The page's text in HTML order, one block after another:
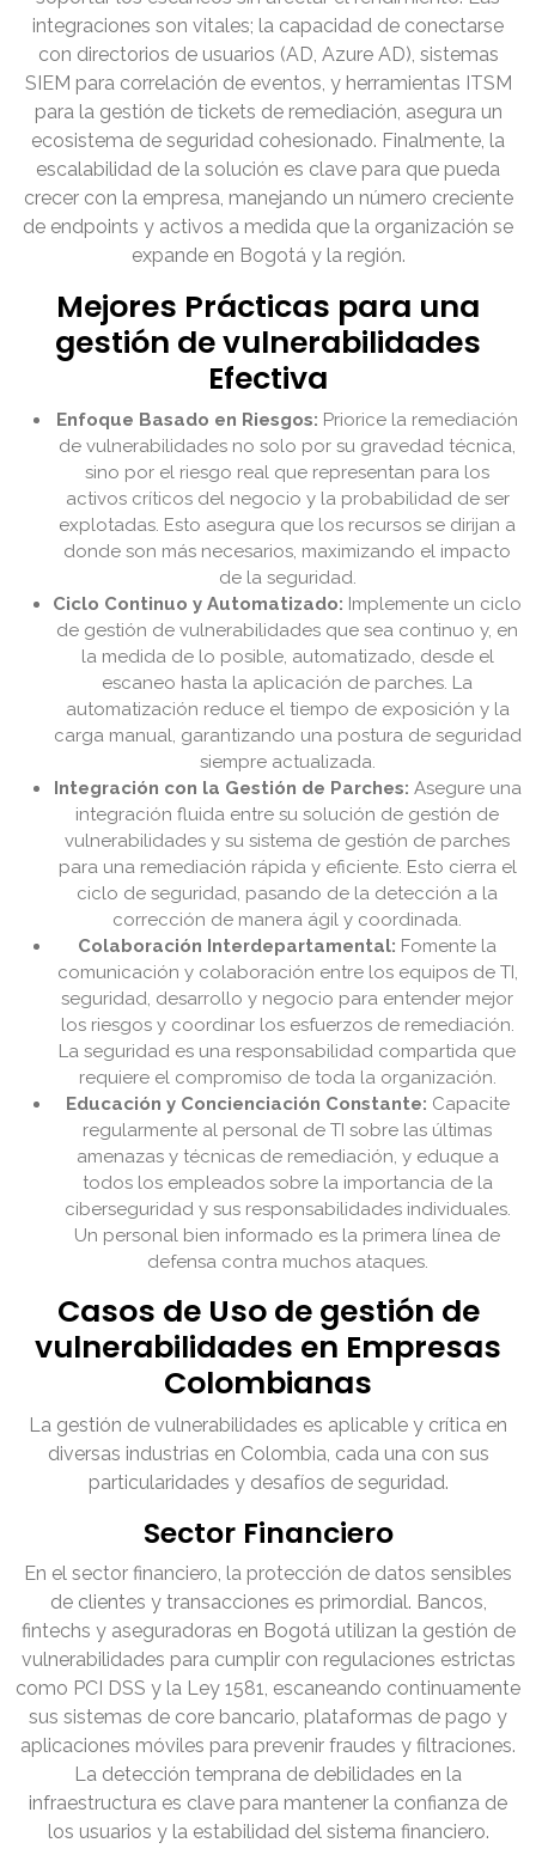
integraciones son vitales; la capacidad de conectarse
con directorios de usuarios (AD, Azure AD), sistemas
SIEM para correlación de eventos, y herramientas ITSM
para la gestión de tickets de remediación, asegura un
ecosistema de seguridad cohesionado. Finalmente, la
escalabilidad de la solución es clave para que pueda
crecer con la empresa, manejando un número creciente
de endpoints y activos a medida que la organización se
expande en Bogotá y la región.
Mejores Prácticas para una
gestión de vulnerabilidades
Efectiva
Enfoque Basado en Riesgos: Priorice la remediación
de vulnerabilidades no solo por su gravedad técnica,
sino por el riesgo real que representan para los
activos críticos del negocio y la probabilidad de ser
explotadas. Esto asegura que los recursos se dirijan a
donde son más necesarios, maximizando el impacto
de la seguridad.
Ciclo Continuo y Automatizado: Implemente un ciclo
de gestión de vulnerabilidades que sea continuo y, en
la medida de lo posible, automatizado, desde el
escaneo hasta la aplicación de parches. La
automatización reduce el tiempo de exposición y la
carga manual, garantizando una postura de seguridad
siempre actualizada.
Integración con la Gestión de Parches: Asegure una
integración fluida entre su solución de gestión de
vulnerabilidades y su sistema de gestión de parches
para una remediación rápida y eficiente. Esto cierra el
ciclo de seguridad, pasando de la detección a la
corrección de manera ágil y coordinada.
Colaboración Interdepartamental: Fomente la
comunicación y colaboración entre los equipos de TI,
seguridad, desarrollo y negocio para entender mejor
los riesgos y coordinar los esfuerzos de remediación.
La seguridad es una responsabilidad compartida que
requiere el compromiso de toda la organización.
Educación y Concienciación Constante: Capacite
regularmente al personal de TI sobre las últimas
amenazas y técnicas de remediación, y eduque a
todos los empleados sobre la importancia de la
ciberseguridad y sus responsabilidades individuales.
Un personal bien informado es la primera línea de
defensa contra muchos ataques.
Casos de Uso de gestión de
vulnerabilidades en Empresas
Colombianas
La gestión de vulnerabilidades es aplicable y crítica en
diversas industrias en Colombia, cada una con sus
particularidades y desafíos de seguridad.
Sector Financiero
En el sector financiero, la protección de datos sensibles
de clientes y transacciones es primordial. Bancos,
fintechs y aseguradoras en Bogotá utilizan la gestión de
vulnerabilidades para cumplir con regulaciones estrictas
como PCI DSS y la Ley 1581, escaneando continuamente
sus sistemas de core bancario, plataformas de pago y
aplicaciones móviles para prevenir fraudes y filtraciones.
La detección temprana de debilidades en la
infraestructura es clave para mantener la confianza de
los usuarios y la estabilidad del sistema financiero.